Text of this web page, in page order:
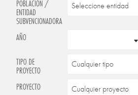
POBLACIÓN /
ENTIDAD
SUBVENCIONADORA
AÑO
TIPO DE
PROYECTO
PROYECTO